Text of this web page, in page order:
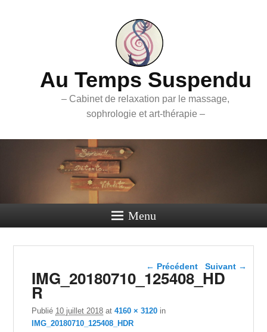
Au Temps Suspendu
– Cabinet de relaxation par le massage,
sophrologie et art-thérapie –
Menu
Navigation dans les
images
← Précédent Suivant →
IMG_20180710_125408_HD
R
Publié 10 juillet 2018 at4160 × 3120 in
IMG_20180710_125408_HDR